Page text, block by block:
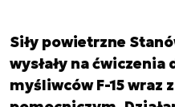
Siły powietrzne
wysłały na ćwiczenia
myśliwców F-15 wraz